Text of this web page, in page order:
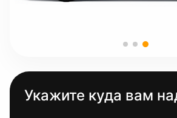
Укажите куда вам